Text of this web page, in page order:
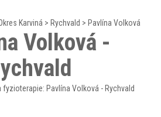
Karviná > Rychvald > Pavlína Volková
Volková -
Pavlína Volková - Rychvald